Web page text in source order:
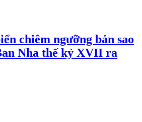
chiêm ngưỡng bản sao
Nha thế kỷ XVII ra